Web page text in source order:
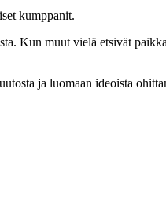
kumppanit.
Kun muut vielä etsivät
ja luomaan ideoista